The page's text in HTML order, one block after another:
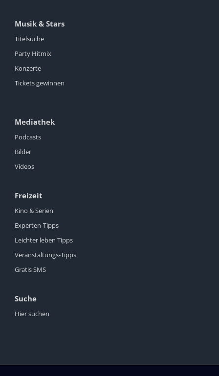
Musik & Stars
Titelsuche
Party Hitmix
Konzerte
Tickets gewinnen
Mediathek
Podcasts
Bilder
Videos
Freizeit
Kino & Serien
Experten-Tipps
Leichter leben Tipps
Veranstaltungs-Tipps
Gratis SMS
Suche
Hier suchen